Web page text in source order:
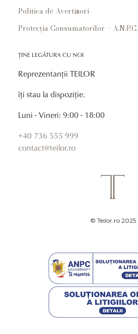
Politica de Avertizori
Protecția Consumatorilor – A.N.P.C.
ȚINE LEGĂTURA CU NOI
Reprezentanții TEILOR
îți stau la dispoziție.
Luni - Vineri: 9:00 - 18:00
+40 736 555 999
contact@teilor.ro
© Teilor.ro 2025